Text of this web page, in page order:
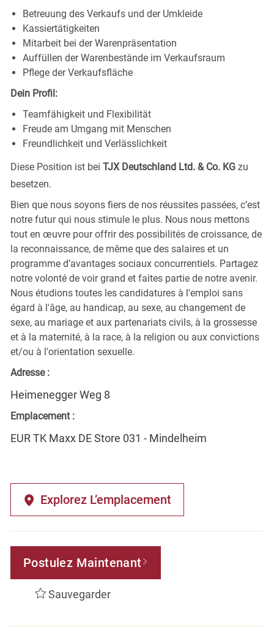
Betreuung des Verkaufs und der Umkleide
Kassiertätigkeiten
Mitarbeit bei der Warenpräsentation
Auffüllen der Warenbestände im Verkaufsraum
Pflege der Verkaufsfläche
Dein Profil:
Teamfähigkeit und Flexibilität
Freude am Umgang mit Menschen
Freundlichkeit und Verlässlichkeit
Diese Position ist bei TJX Deutschland Ltd. & Co. KG zu
besetzen.
Bien que nous soyons fiers de nos réussites passées, c’est
notre futur qui nous stimule le plus. Nous nous mettons
tout en œuvre pour offrir des possibilités de croissance, de
la reconnaissance, de même que des salaires et un
programme d’avantages sociaux concurrentiels. Partagez
notre volonté de voir grand et faites partie de notre avenir.
Nous étudions toutes les candidatures à l'emploi sans
égard à l'âge, au handicap, au sexe, au changement de
sexe, au mariage et aux partenariats civils, à la grossesse
et à la maternité, à la race, à la religion ou aux convictions
et/ou à l'orientation sexuelle.
Adresse :
Heimenegger Weg 8
Emplacement :
EUR TK Maxx DE Store 031 - Mindelheim
Explorez L’emplacement
Postulez Maintenant
Sauvegarder